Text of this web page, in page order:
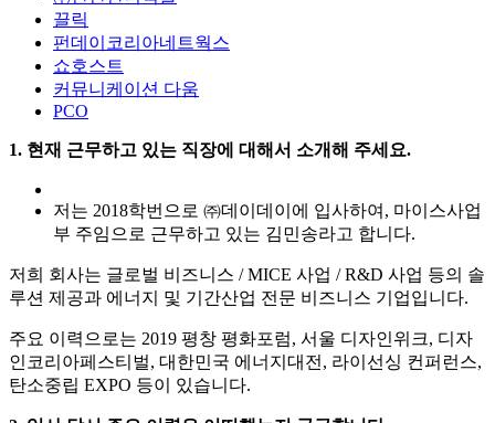
끌릭
펀데이코리아네트웍스
쇼호스트
커뮤니케이션 다움
PCO
1. 현재 근무하고 있는 직장에 대해서 소개해 주세요.
저는 2018학번으로 ㈜데이데이 에 입사하여, 마이스사업
부 주임으로 근무하고 있는 김민송라고 합니다.
저희 회사는 글로벌 비즈니스 / MICE 사업 / R&D 사업 등의 솔
루션 제공과 에너지 및 기간산업 전문 비즈니스 기업입니다.
주요 이력으로는 2019 평창 평화포럼, 서울 디자인위크, 디자
인코리아페스티벌, 대한민국 에너지대전, 라이선싱 컨퍼런스,
탄소중립 EXPO 등이 있습니다.